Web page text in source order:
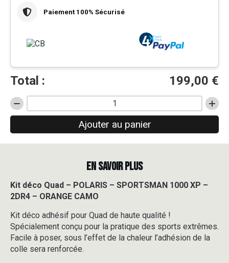
Paiement 100% Sécurisé
Total : 199,00 €
quantité
de
déco
Quad
SPORTSMAN
1000
-
2DR4
-
ORANGE
CAMO
Ajouter au panier
EN SAVOIR PLUS
Kit déco Quad – POLARIS – SPORTSMAN 1000 XP –
2DR4 – ORANGE CAMO
Kit déco adhésif pour Quad de haute qualité !
Spécialement conçu pour la pratique des sports extrêmes.
Facile à poser, sous l’effet de la chaleur l’adhésion de la
colle sera renforcée.